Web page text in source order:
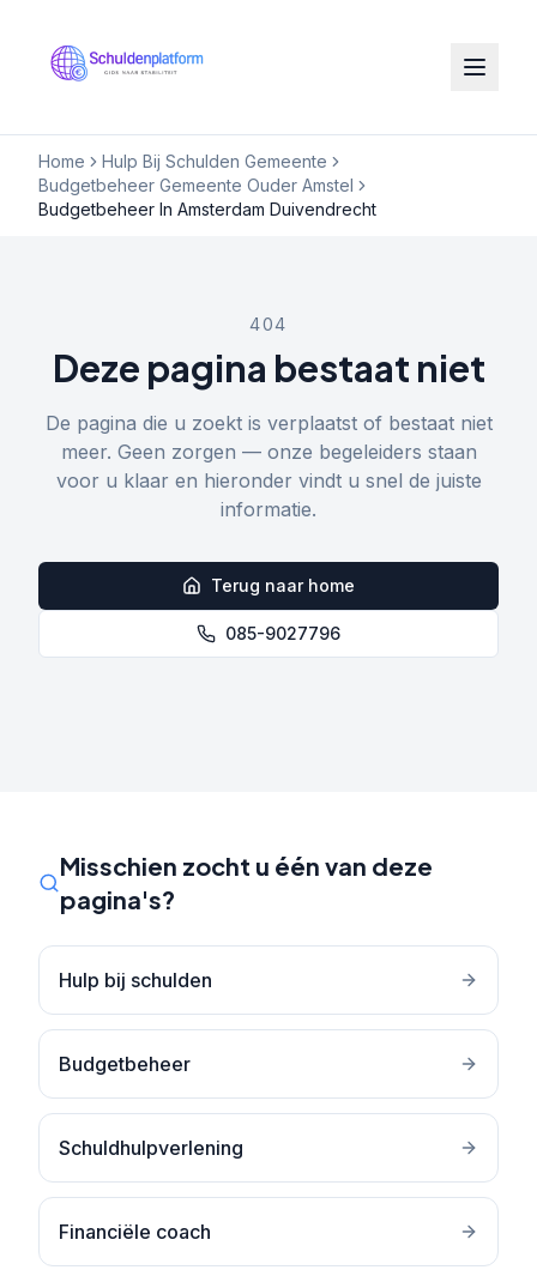
Home
Hulp Bij Schulden Gemeente
Budgetbeheer Gemeente Ouder Amstel
Budgetbeheer In Amsterdam Duivendrecht
404
Deze pagina bestaat niet
De pagina die u zoekt is verplaatst of bestaat niet
meer. Geen zorgen — onze begeleiders staan
voor u klaar en hieronder vindt u snel de juiste
informatie.
Terug naar home
085-9027796
Misschien zocht u één van deze
pagina's?
Hulp bij schulden
Budgetbeheer
Schuldhulpverlening
Financiële coach